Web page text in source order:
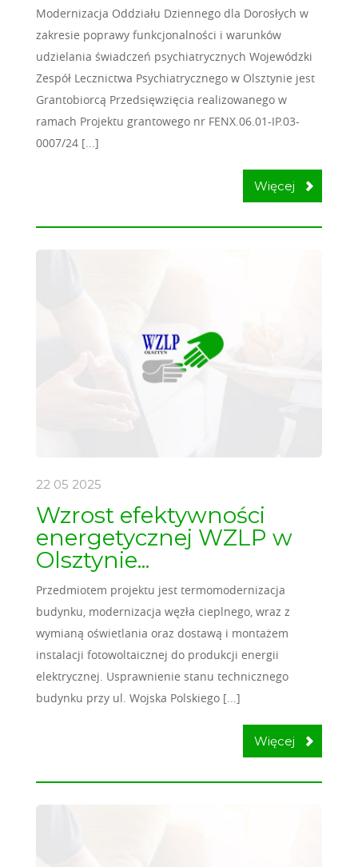
Modernizacja Oddziału Dziennego dla Dorosłych w
zakresie poprawy funkcjonalności i warunków
udzielania świadczeń psychiatrycznych Wojewódzki
Zespół Lecznictwa Psychiatrycznego w Olsztynie jest
Grantobiorcą Przedsięwzięcia realizowanego w
ramach Projektu grantowego nr FENX.06.01-IP.03-
0007/24 [...]
Więcej
22 05 2025
Wzrost efektywności
energetycznej WZLP w
Olsztynie...
Przedmiotem projektu jest termomodernizacja
budynku, modernizacja węzła cieplnego, wraz z
wymianą oświetlania oraz dostawą i montażem
instalacji fotowoltaicznej do produkcji energii
elektrycznej. Usprawnienie stanu technicznego
budynku przy ul. Wojska Polskiego [...]
Więcej